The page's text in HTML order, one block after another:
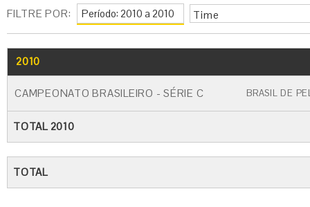
FILTRE POR: Time
2010
CAMPEONATO BRASILEIRO - SÉRIE C BRASIL DE
TOTAL 2010
TOTAL